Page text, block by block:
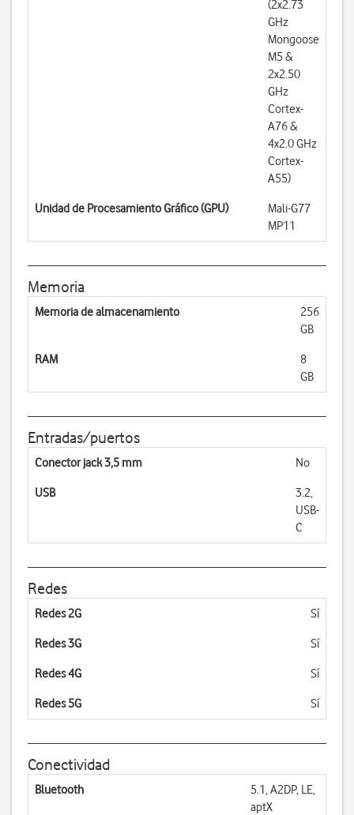
(2x2.73
GHz
Mongoose
M5 &
2x2.50
GHz
Cortex-
A76 &
4x2.0 GHz
Cortex-
A55)
Unidad de Procesamiento Gráfico (GPU)
Mali-G77
MP11
Memoria
Memoria de almacenamiento
256
GB
RAM
8
GB
Entradas/puertos
Conector jack 3,5 mm No
USB
3.2,
USB-
C
Redes
Redes 2G Sí
Redes 3G Sí
Redes 4G Sí
Redes 5G Sí
Conectividad
Bluetooth
5.1, A2DP, LE,
aptX